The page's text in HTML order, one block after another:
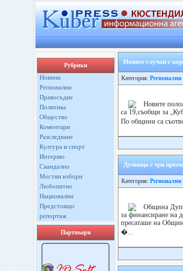
Рубрики
Новини
Регионални
Правосъдие
Политика
Общество
Коментари
Разследване
Култура и спорт
Интервю
Скандално
Местни избори
Любопитно
Национални
Предстоящо
репортаж
Партньори
Новите случаи с
Категория: Регионални
Новите
са 19,съобщи за
По общини са
Дупница с три
Категория: Регионални
Община
за финансиране на
пресаташе на
�...